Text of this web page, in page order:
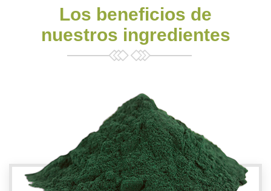
Los beneficios de
nuestros ingredientes